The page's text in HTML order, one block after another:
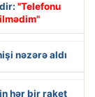
"Telefonu
nəzərə aldı
hər bir raket